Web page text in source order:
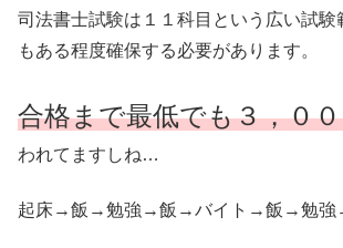
司法書士試験は１１科目という広い試験
もある程度確保する必要があります。
合格まで最低でも３，０
われてますしね…
起床→飯→勉強→飯→バイト→飯→勉強